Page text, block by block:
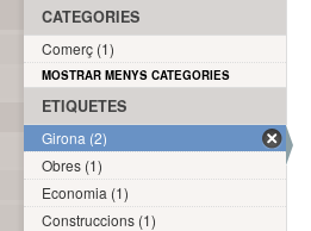
CATEGORIES
Comerç (1)
MOSTRAR MENYS CATEGORIES
ETIQUETES
Girona (2)
Obres (1)
Economia (1)
Construccions (1)